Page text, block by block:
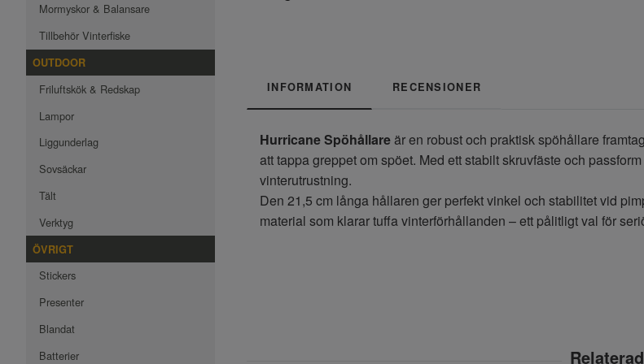
Mormyskor & Balansare
Tillbehör Vinterfiske
OUTDOOR
Friluftskök & Redskap
Lampor
Liggunderlag
Sovsäckar
Tält
Verktyg
ÖVRIGT
Stickers
Presenter
Blandat
Batterier
INFORMATION RECENSIONER
Hurricane Spöhållareär en robust och praktisk spöhållare
att tappa greppet om spöet. Med ett stabilt skruvfäste och
vinterutrustning.
Den 21,5 cm långa hållaren ger perfekt vinkel och stabilitet vid
material som klarar tuffa vinterförhållanden – ett pålitligt val för